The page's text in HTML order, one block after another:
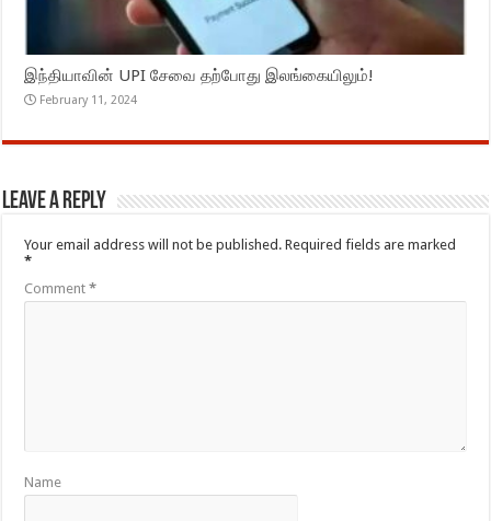
இந்தியாவின் UPI சேவை தற்போது இலங்கையிலும்!
February 11, 2024
Leave a Reply
Your email address will not be published. Required fields are marked
*
Comment*
Name